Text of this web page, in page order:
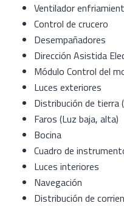
Ventilador
Control de crucero
Desempañadores
Dirección Asistida
Módulo Control del
Luces exteriores
Distribución de tierra
Faros (Luz baja, alta)
Bocina
Cuadro de
Luces interiores
Navegación
Distribución de